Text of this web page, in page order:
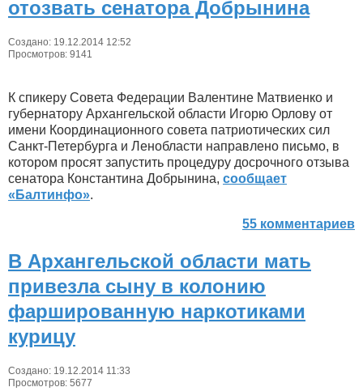
отозвать сенатора Добрынина
Создано: 19.12.2014 12:52
Просмотров: 9141
К спикеру Совета Федерации Валентине Матвиенко и
губернатору Архангельской области Игорю Орлову от
имени Координационного совета патриотических сил
Санкт-Петербурга и Ленобласти направлено письмо, в
котором просят запустить процедуру досрочного отзыва
сенатора Константина Добрынина, сообщает
«Балтинфо».
55 комментариев
В Архангельской области мать
привезла сыну в колонию
фаршированную наркотиками
курицу
Создано: 19.12.2014 11:33
Просмотров: 5677